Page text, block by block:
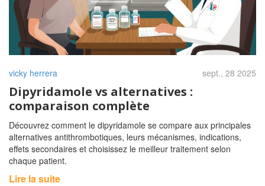
vicky herrera sept., 28 2025
Dipyridamole vs alternatives :
comparaison complète
Découvrez comment le dipyridamole se compare aux principales
alternatives antithrombotiques, leurs mécanismes, indications,
effets secondaires et choisissez le meilleur traitement selon
chaque patient.
Lire la suite